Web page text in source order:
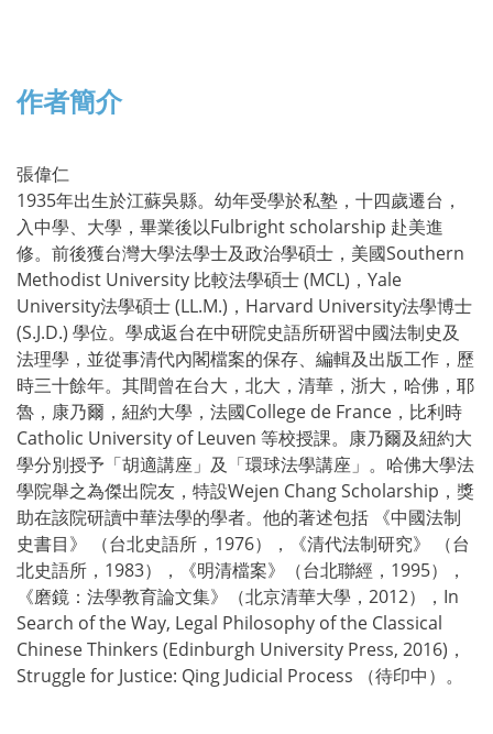
作者簡介
張偉仁
1935年出生於江蘇吳縣。幼年受學於私塾，十四歲遷台，
入中學、大學，畢業後以Fulbright scholarship 赴美進
修。前後獲台灣大學法學士及政治學碩士，美國Southern
Methodist University 比較法學碩士 (MCL)，Yale
University法學碩士 (LL.M.)，Harvard University法學博士
(S.J.D.) 學位。學成返台在中研院史語所研習中國法制史及
法理學，並從事清代內閣檔案的保存、編輯及出版工作，歷
時三十餘年。其間曾在台大，北大，清華，浙大，哈佛，耶
魯，康乃爾，紐約大學，法國College de France，比利時
Catholic University of Leuven 等校授課。康乃爾及紐約大
學分別授予「胡適講座」及「環球法學講座」。哈佛大學法
學院舉之為傑出院友，特設Wejen Chang Scholarship，獎
助在該院研讀中華法學的學者。他的著述包括 《中國法制
史書目》 （台北史語所，1976），《清代法制研究》 （台
北史語所，1983），《明清檔案》（台北聯經，1995），
《磨鏡：法學教育論文集》（北京清華大學，2012），In
Search of the Way, Legal Philosophy of the Classical
Chinese Thinkers (Edinburgh University Press, 2016)，
Struggle for Justice: Qing Judicial Process （待印中）。